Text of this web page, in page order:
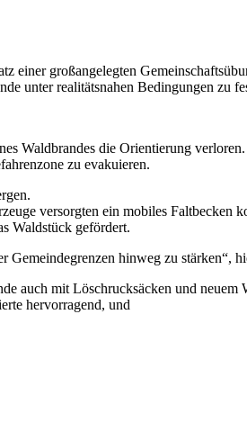
einer großangelegten
unter realitätsnahen Bedingungen zu
Waldbrandes die Orientierung
zu evakuieren.
versorgten ein mobiles Faltbecken
Waldstück gefördert.
Gemeindegrenzen hinweg zu stärken“,
auch mit Löschrucksäcken und neuem
hervorragend, und